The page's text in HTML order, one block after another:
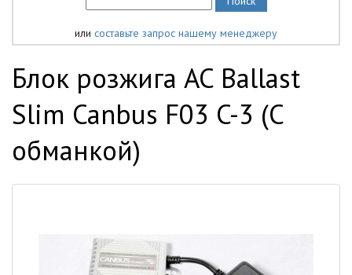
или составьте запрос нашему менеджеру
Блок розжига AC Ballast
Slim Canbus F03 C-3 (С
обманкой)